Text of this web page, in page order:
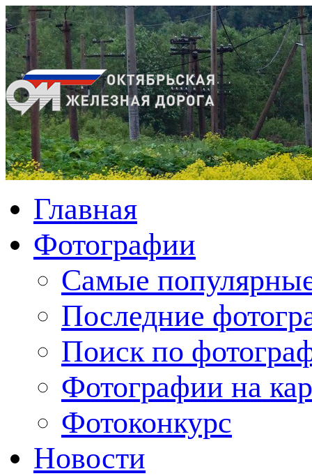
Главная
Фотографии
Cамые
Последние
Поиск по
Фотографии на
Фотоконкурс
Новости